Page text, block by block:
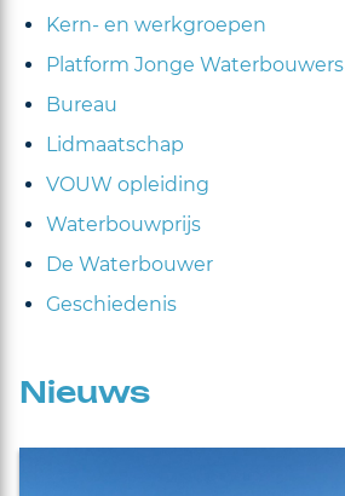
Kern- en werkgroepen
Platform Jonge Waterbouwers
Bureau
Lidmaatschap
VOUW opleiding
Waterbouwprijs
De Waterbouwer
Geschiedenis
Nieuws